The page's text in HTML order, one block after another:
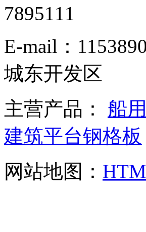
7895111
E-mail：
城东开发区
主营产品： 船
建筑平台钢格板
网站地图：